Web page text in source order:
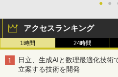
●
●
アクセスランキング
1時間 24時間
日立、生成AIと数理最適化技術
立案する技術を開発